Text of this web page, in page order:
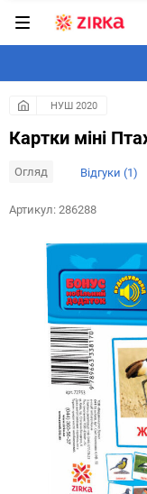
НУШ 2020
Картки міні
Огляд Відгуки (1)
Артикул:286288